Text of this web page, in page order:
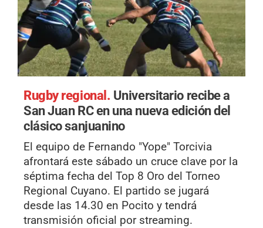
Rugby regional. Universitario recibe a
San Juan RC en una nueva edición del
clásico sanjuanino
El equipo de Fernando "Yope" Torcivia
afrontará este sábado un cruce clave por la
séptima fecha del Top 8 Oro del Torneo
Regional Cuyano. El partido se jugará
desde las 14.30 en Pocito y tendrá
transmisión oficial por streaming.